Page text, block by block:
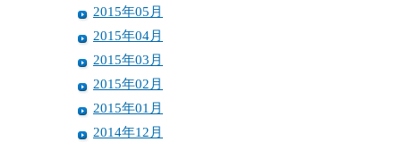
2015年05月
2015年04月
2015年03月
2015年02月
2015年01月
2014年12月